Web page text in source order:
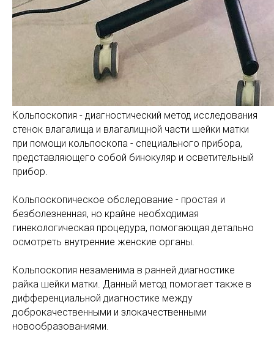
Кольпоскопия - диагностический метод исследования
стенок влагалища и влагалищной части шейки матки
при помощи кольпоскопа - специального прибора,
представляющего собой бинокуляр и осветительный
прибор.
Кольпоскопическое обследование - простая и
безболезненная, но крайне необходимая
гинекологическая процедура, помогающая детально
осмотреть внутренние женские органы.
Кольпоскопия незаменима в ранней диагностике
райка шейки матки. Данный метод помогает также в
дифференциальной диагностике между
доброкачественными и злокачественными
новообразованиями.